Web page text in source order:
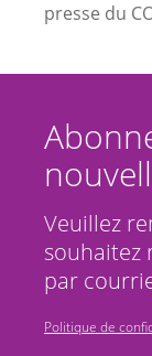
presse du
Veuillez
souhaitez
par
Politique de